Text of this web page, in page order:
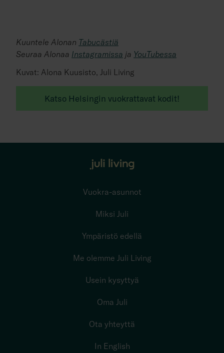
Kuuntele Alonan Tabucästiä
Seuraa Alonaa Instagramissa ja YouTubessa
Kuvat: Alona Kuusisto, Juli Living
Katso Helsingin vuokrattavat kodit!
Vuokra-asunnot
Miksi Juli
Ympäristö edellä
Me olemme Juli Living
Usein kysyttyä
Oma Juli
Ota yhteyttä
In English